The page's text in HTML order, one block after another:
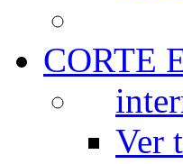
CORTE
Ver